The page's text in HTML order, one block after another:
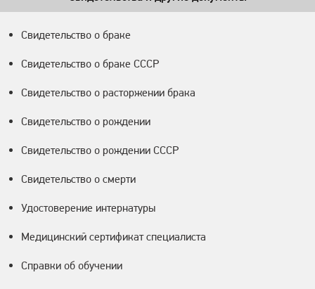
Свидетельство о браке
Свидетельство о браке СССР
Свидетельство о расторжении брака
Свидетельство о рождении
Свидетельство о рождении СССР
Свидетельство о смерти
Удостоверение интернатуры
Медицинский сертификат специалиста
Справки об обучении